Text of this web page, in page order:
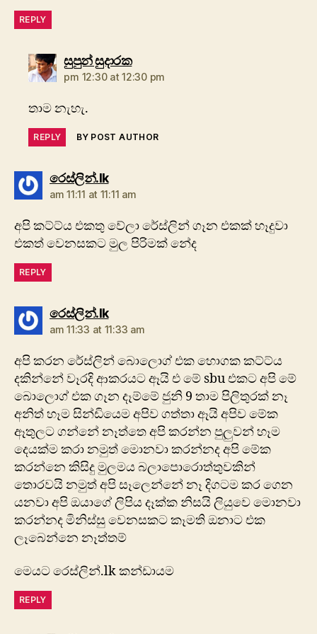
REPLY
සුපුන් සුදාරකsays:
pm 12:30 at 12:30 pm
තාම නැහැ.
REPLY BY POST AUTHOR
රෙස්ලින්.lksays:
am 11:11 at 11:11 am
අපි කට්ට්ය එකතු වේලා රේස්ලින් ගෑන එකක් හෑදුවා
එකත් වෙනසකට මුල පිරිමක් නේද
REPLY
රෙස්ලින්.lksays:
am 11:33 at 11:33 am
අපි කරන රේස්ලින් බොලොග් එක හොගක කට්ට්ය
දකින්නේ වෑරදි ආකරයට ඈයි එ මේ sbu එකට අපි මේ
බොලොග් එක ගෑන දෑම්මේ ජුනි 9 තාම පිලිතුරක් නෑ
අනිත් හෑම සින්ඩියෙම අපිව ගත්තා ඈයි අපිව මේක
ඈතුලට ගන්නේ නෑත්තෙ අපි කරන්න පුලුවන් හෑම
දෙයක්ම කරා නමුත් මොනවා කරන්නද අපි මේක
කරන්නෙ කිසිදු මුලමය බලාපොරොත්තුවකින්
තොරවයි නමුත් අපි සෑලෙන්නේ නෑ දිගටම කර ගෙන
යනවා අපි ඔයාගේ ලිපිය දෑක්ක නිසයි ලියුවෙ මොනවා
කරන්නද මිනිස්සු වෙනසකට කෑමති ඔනාට එක
ලෑබෙන්නෙ නෑත්තම්
මෙයට රෙස්ලින්.lk කන්ඩායම
REPLY